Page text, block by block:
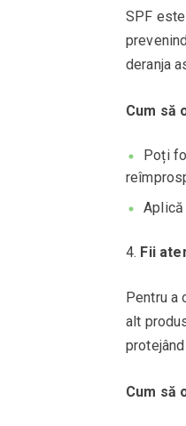
SPF
deranja
Cum să
Poți
Aplică
Fii
Pentru a
alt
Cum să